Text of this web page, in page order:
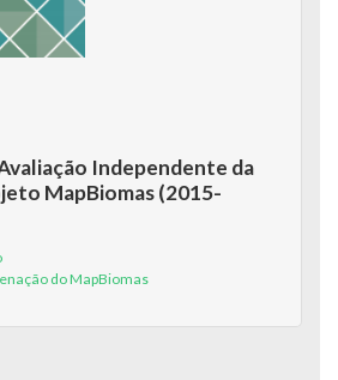
Independente da
MapBiomas (2015-
do MapBiomas